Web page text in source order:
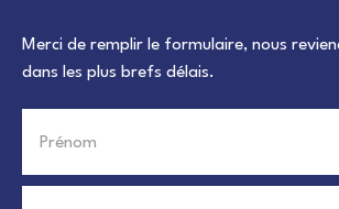
Merci de remplir le formulaire, nous
dans les plus brefs délais.
Prénom